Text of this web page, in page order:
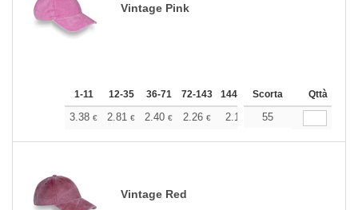
Vintage Pink
1-11 12-35 36-71 72-143 144-287 288 + Altri
Scorta Qttà
3.38 € 2.81 € 2.40 € 2.26 € 2.14 2.12
55
Vintage Red